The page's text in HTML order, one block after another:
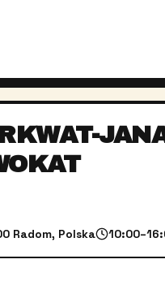
Radom, Polska